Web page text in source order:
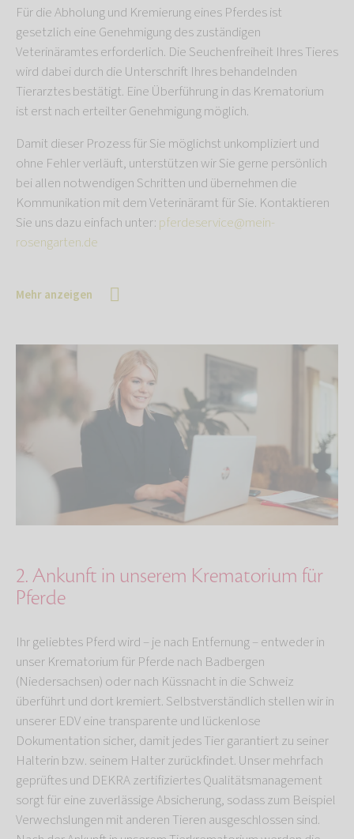
Für die Abholung und Kremierung eines Pferdes ist
gesetzlich eine Genehmigung des zuständigen
Veterinäramtes erforderlich. Die Seuchenfreiheit Ihres Tieres
wird dabei durch die Unterschrift Ihres behandelnden
Tierarztes bestätigt. Eine Überführung in das Krematorium
ist erst nach erteilter Genehmigung möglich.
Damit dieser Prozess für Sie möglichst unkompliziert und
ohne Fehler verläuft, unterstützen wir Sie gerne persönlich
bei allen notwendigen Schritten und übernehmen die
Kommunikation mit dem Veterinäramt für Sie. Kontaktieren
Sie uns dazu einfach unter: pferdeservice@mein-
rosengarten.de
Mehr anzeigen
2. Ankunft in unserem Krematorium für
Pferde
Ihr geliebtes Pferd wird – je nach Entfernung – entweder in
unser Krematorium für Pferde nach Badbergen
(Niedersachsen) oder nach Küssnacht in die Schweiz
überführt und dort kremiert. Selbstverständlich stellen wir in
unserer EDV eine transparente und lückenlose
Dokumentation sicher, damit jedes Tier garantiert zu seiner
Halterin bzw. seinem Halter zurückfindet. Unser mehrfach
geprüftes und DEKRA zertifiziertes Qualitätsmanagement
sorgt für eine zuverlässige Absicherung, sodass zum Beispiel
Verwechslungen mit anderen Tieren ausgeschlossen sind.